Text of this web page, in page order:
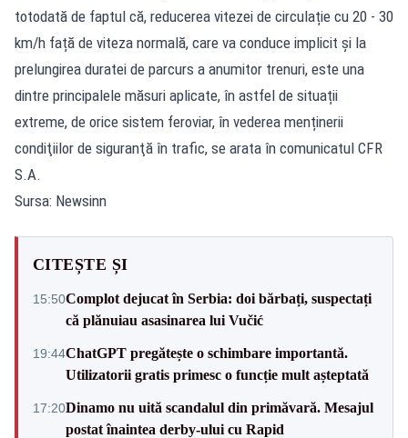
totodată de faptul că, reducerea vitezei de circulație cu 20 - 30
km/h față de viteza normală, care va conduce implicit și la
prelungirea duratei de parcurs a anumitor trenuri, este una
dintre principalele măsuri aplicate, în astfel de situații
extreme, de orice sistem feroviar, în vederea menținerii
condiţiilor de siguranţă în trafic, se arata în comunicatul CFR
S.A.
Sursa: Newsinn
CITEȘTE ȘI
15:50Complot dejucat în Serbia: doi bărbați, suspectați
că plănuiau asasinarea lui Vučić
19:44ChatGPT pregătește o schimbare importantă.
Utilizatorii gratis primesc o funcție mult așteptată
17:20Dinamo nu uită scandalul din primăvară. Mesajul
postat înaintea derby-ului cu Rapid